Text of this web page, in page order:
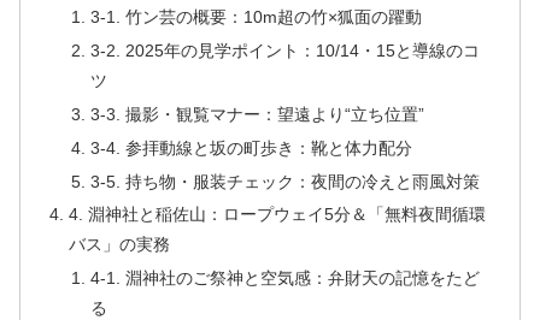
3-1. 竹ン芸の概要：10m超の竹×狐面の躍動
3-2. 2025年の見学ポイント：10/14・15と導線のコ
ツ
3-3. 撮影・観覧マナー：望遠より“立ち位置”
3-4. 参拝動線と坂の町歩き：靴と体力配分
3-5. 持ち物・服装チェック：夜間の冷えと雨風対策
4. 淵神社と稲佐山：ロープウェイ5分＆「無料夜間循環
バス」の実務
4-1. 淵神社のご祭神と空気感：弁財天の記憶をたど
る